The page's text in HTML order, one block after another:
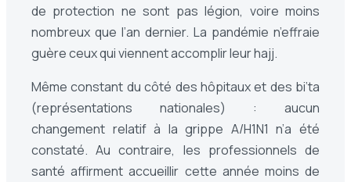
de protection ne sont pas légion, voire moins
nombreux que l’an dernier. La pandémie n’effraie
guère ceux qui viennent accomplir leur hajj.
Même constant du côté des hôpitaux et des bi’ta
(représentations nationales) : aucun
changement relatif à la grippe A/H1N1 n’a été
constaté. Au contraire, les professionnels de
santé affirment accueillir cette année moins de